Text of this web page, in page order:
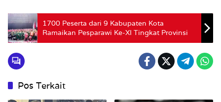
1700 Peserta dari 9 Kabupaten Kota
Ramaikan Pesparawi Ke-XI Tingkat Provinsi
Pos Terkait